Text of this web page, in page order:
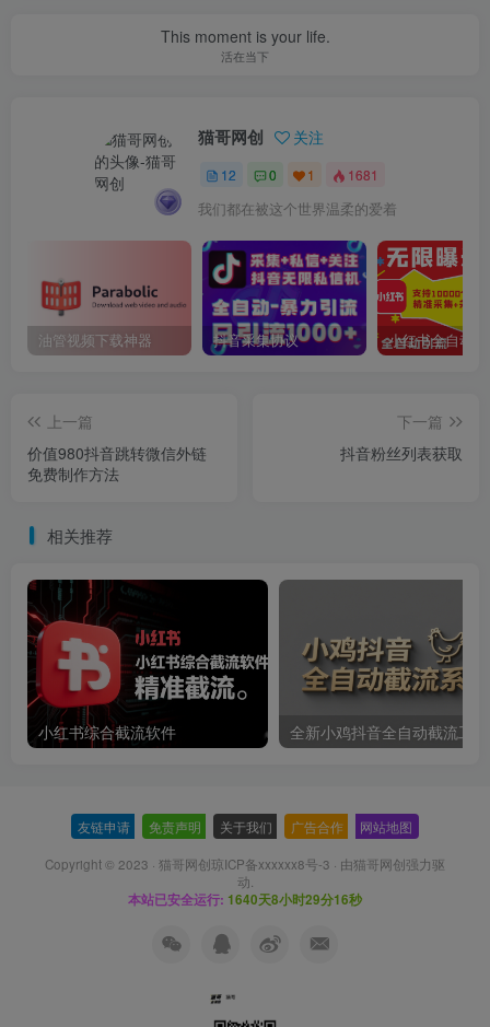
This moment is your life.
活在当下
猫哥网创 关注
12 0 1 1681
我们都在被这个世界温柔的爱着
油管视频下载神器 抖音采集协议
上一篇
价值980抖音跳转微信外链
免费制作方法
下一篇
抖音粉丝列表获取
相关推荐
小红书综合截流软件 全新小鸡抖音全自动截流工具
友链申请 免责声明 关于我们 广告合作 网站地图
Copyright © 2023 · 猫哥网创琼ICP备xxxxxx8号-3 · 由猫哥网创强力驱
动.
本站已安全运行: 1640天8小时29分16秒